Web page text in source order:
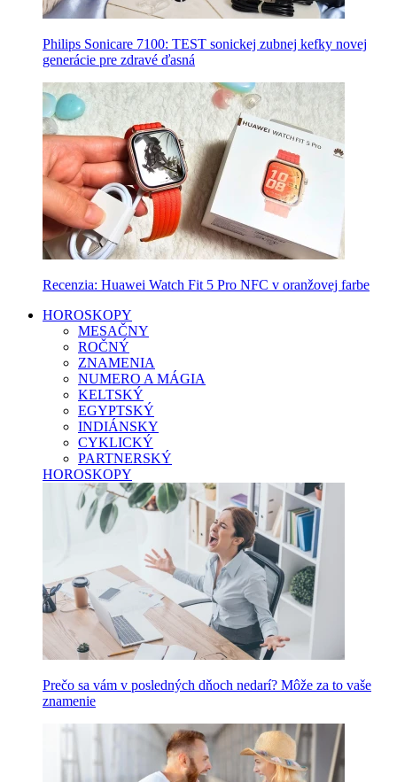
Philips Sonicare 7100: TEST sonickej zubnej kefky novej
generácie pre zdravé ďasná
Recenzia: Huawei Watch Fit 5 Pro NFC v oranžovej farbe
HOROSKOPY
MESAČNY
ROČNÝ
ZNAMENIA
NUMERO A MÁGIA
KELTSKÝ
EGYPTSKÝ
INDIÁNSKY
CYKLICKÝ
PARTNERSKÝ
HOROSKOPY
Prečo sa vám v posledných dňoch nedarí? Môže za to vaše
znamenie